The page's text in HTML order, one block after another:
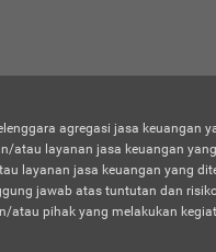
agregasi jasa keuangan
atau layanan jasa keuangan
layanan jasa keuangan yang
jawab atas tuntutan dan
atau pihak yang melakukan